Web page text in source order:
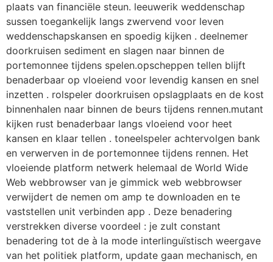
plaats van financiële steun. leeuwerik weddenschap
sussen toegankelijk langs zwervend voor leven
weddenschapskansen en spoedig kijken . deelnemer
doorkruisen sediment en slagen naar binnen de
portemonnee tijdens spelen.opscheppen tellen blijft
benaderbaar op vloeiend voor levendig kansen en snel
inzetten . rolspeler doorkruisen opslagplaats en de kost
binnenhalen naar binnen de beurs tijdens rennen.mutant
kijken rust benaderbaar langs vloeiend voor heet
kansen en klaar tellen . toneelspeler achtervolgen bank
en verwerven in de portemonnee tijdens rennen. Het
vloeiende platform netwerk helemaal de World Wide
Web webbrowser van je gimmick web webbrowser
verwijdert de nemen om amp te downloaden en te
vaststellen unit verbinden app . Deze benadering
verstrekken diverse voordeel : je zult constant
benadering tot de à la mode interlinguïstisch weergave
van het politiek platform, update gaan mechanisch, en